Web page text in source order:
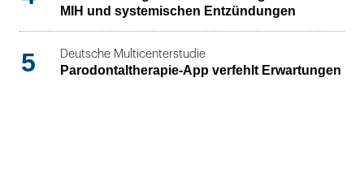
MIH und systemischen Entzündungen
5 Deutsche Multicenterstudie
Parodontaltherapie-App verfehlt Erwartungen